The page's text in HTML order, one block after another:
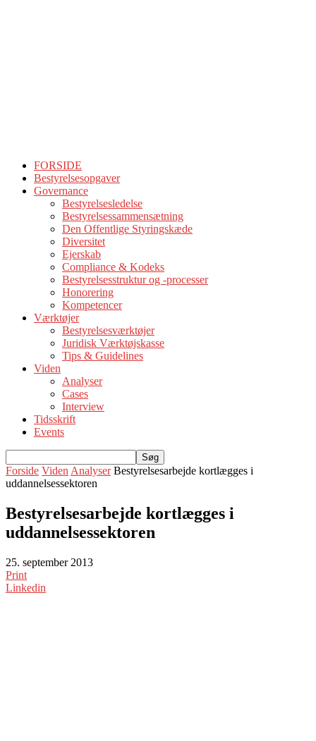
FORSIDE
Bestyrelsesopgaver
Governance
Bestyrelsesledelse
Bestyrelsessammensætning
Den Offentlige Styringskæde
Diversitet
Ejerskab
Compliance & Kodeks
Bestyrelsesstruktur og -processer
Honorering
Kompetencer
Værktøjer
Bestyrelsesværktøjer
Juridisk Værktøjskasse
Tips & Guidelines
Viden
Analyser
Cases
Interview
Tidsskrift
Events
Forside Viden Analyser Bestyrelsesarbejde kortlægges i
uddannelsessektoren
Bestyrelsesarbejde kortlægges i
uddannelsessektoren
25. september 2013
Print
Linkedin